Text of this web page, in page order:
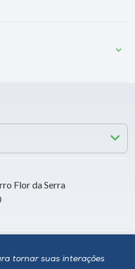
tornar suas interações
Flor da Serra